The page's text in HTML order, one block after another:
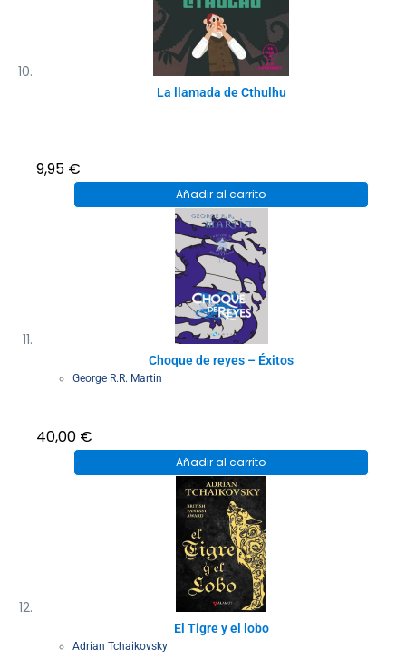
La llamada de Cthulhu
9,95 €
Añadir al carrito
Choque de reyes – Éxitos
George R.R. Martin
40,00 €
Añadir al carrito
El Tigre y el lobo
Adrian Tchaikovsky